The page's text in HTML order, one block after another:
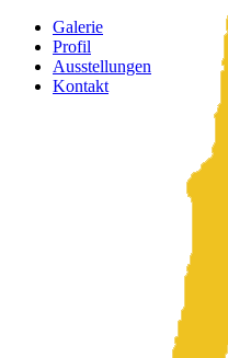
Galerie
Profil
Ausstellungen
Kontakt